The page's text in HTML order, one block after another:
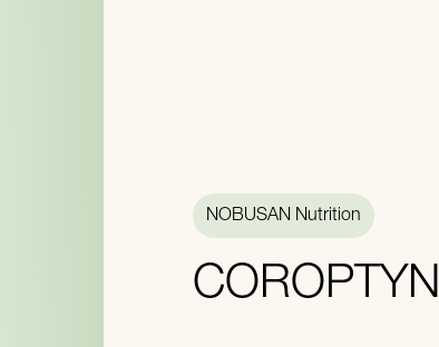
NOBUSAN Nutrition
COROPTYN